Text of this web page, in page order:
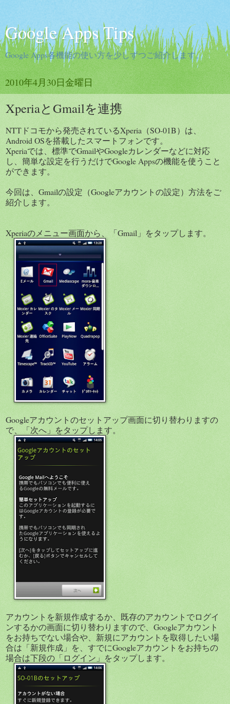
Google Apps Tips
Google Apps各機能の使い方を少しずつご紹介します。
2010年4月30日金曜日
XperiaとGmailを連携
NTTドコモから発売されているXperia（SO-01B）は、
Android OSを搭載したスマートフォンです。
Xperiaでは、標準でGmailやGoogleカレンダーなどに対応
し、簡単な設定を行うだけでGoogle Appsの機能を使うこと
ができます。
今回は、Gmailの設定（Googleアカウントの設定）方法をご
紹介します。
Xperiaのメニュー画面から、「Gmail」をタップします。
Googleアカウントのセットアップ画面に切り替わりますの
で、「次へ」をタップします。
アカウントを新規作成するか、既存のアカウントでログイ
ンするかの画面に切り替わりますので、Googleアカウント
をお持ちでない場合や、新規にアカウントを取得したい場
合は「新規作成」を、すでにGoogleアカウントをお持ちの
場合は下段の「ログイン」をタップします。